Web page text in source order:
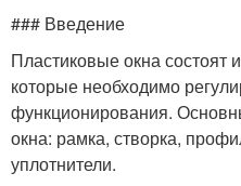
### Введение
Пластиковые окна состоят
которые необходимо
функционирования.
окна: рамка, створка,
уплотнители.